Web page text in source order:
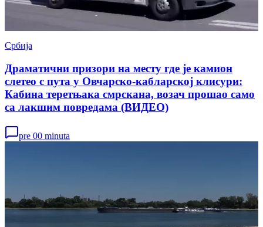
Србија
Драматични призори на месту где је камион
слетео с пута у Овчарско-кабларској клисури:
Кабина теретњака смрскана, возач прошао само
са лакшим повредама (ВИДЕО)
pre 00 minuta